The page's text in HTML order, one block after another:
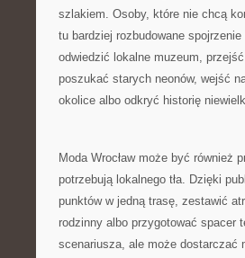
szlakiem. Osoby, które nie chcą
tu bardziej rozbudowane
odwiedzić lokalne muzeum,
poszukać starych neonów, wejść
okolice albo odkryć historię
Moda Wrocław może być również
potrzebują lokalnego tła. Dzięki
punktów w jedną trasę, zestawić
rodzinny albo przygotować spacer
scenariusza, ale może dostarczać